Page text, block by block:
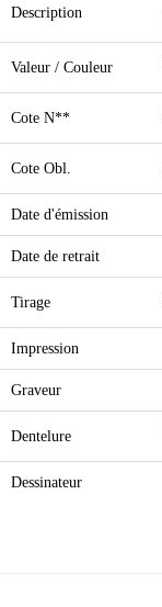
Description
Valeur / Couleur
Cote N**
Cote Obl.
Date d'émission
Date de retrait
Tirage
Impression
Graveur
Dentelure
Dessinateur